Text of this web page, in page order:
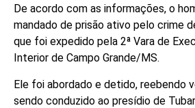
De acordo com as informações, o
mandado de prisão ativo pelo crime
que foi expedido pela 2ª Vara de
Interior de Campo Grande/MS.
Ele foi abordado e detido, reebendo
sendo conduzido ao presídio de